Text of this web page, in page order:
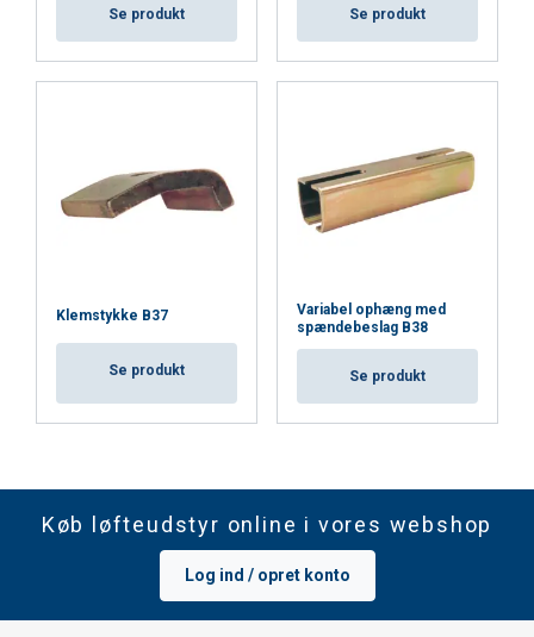
Se produkt Se produkt
Klemstykke B37
Se produkt
Variabel ophæng med
spændebeslag B38
Se produkt
Køb løfteudstyr online i vores webshop
Log ind / opret konto